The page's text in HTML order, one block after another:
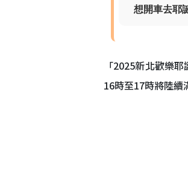
想開車去耶
「2025新北歡樂
16時至17時將陸續